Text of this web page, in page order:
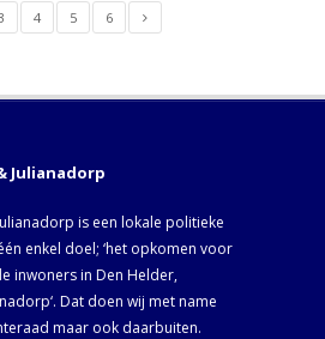
4 5 6
Julianadorp
is een lokale politieke
enkel doel; ‘het opkomen voor
inwoners in Den Helder,
Dat doen wij met name
maar ook daarbuiten.